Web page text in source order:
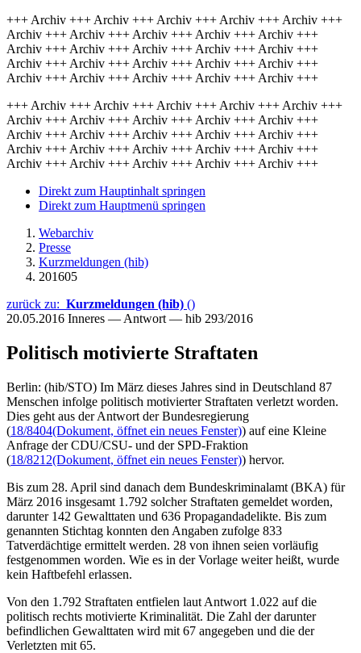
+++ Archiv +++ Archiv +++ Archiv +++ Archiv +++ Archiv +++
Archiv +++ Archiv +++ Archiv +++ Archiv +++ Archiv +++
Archiv +++ Archiv +++ Archiv +++ Archiv +++ Archiv +++
Archiv +++ Archiv +++ Archiv +++ Archiv +++ Archiv +++
Archiv +++ Archiv +++ Archiv +++ Archiv +++ Archiv +++
+++ Archiv +++ Archiv +++ Archiv +++ Archiv +++ Archiv +++
Archiv +++ Archiv +++ Archiv +++ Archiv +++ Archiv +++
Archiv +++ Archiv +++ Archiv +++ Archiv +++ Archiv +++
Archiv +++ Archiv +++ Archiv +++ Archiv +++ Archiv +++
Archiv +++ Archiv +++ Archiv +++ Archiv +++ Archiv +++
Direkt zum Hauptinhalt springen
Direkt zum Hauptmenü springen
Webarchiv
Presse
Kurzmeldungen (hib)
201605
zurück zu: Kurzmeldungen (hib) ()
20.05.2016 Inneres — Antwort — hib 293/2016
Politisch motivierte Straftaten
Berlin: (hib/STO) Im März dieses Jahres sind in Deutschland 87
Menschen infolge politisch motivierter Straftaten verletzt worden.
Dies geht aus der Antwort der Bundesregierung
(18/8404(Dokument, öffnet ein neues Fenster)) auf eine Kleine
Anfrage der CDU/CSU- und der SPD-Fraktion
(18/8212(Dokument, öffnet ein neues Fenster)) hervor.
Bis zum 28. April sind danach dem Bundeskriminalamt (BKA) für
März 2016 insgesamt 1.792 solcher Straftaten gemeldet worden,
darunter 142 Gewalttaten und 636 Propagandadelikte. Bis zum
genannten Stichtag konnten den Angaben zufolge 833
Tatverdächtige ermittelt werden. 28 von ihnen seien vorläufig
festgenommen worden. Wie es in der Vorlage weiter heißt, wurde
kein Haftbefehl erlassen.
Von den 1.792 Straftaten entfielen laut Antwort 1.022 auf die
politisch rechts motivierte Kriminalität. Die Zahl der darunter
befindlichen Gewalttaten wird mit 67 angegeben und die der
Verletzten mit 65.